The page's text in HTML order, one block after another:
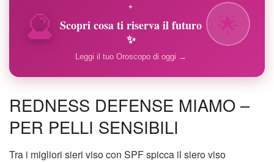
🔮 ✦
Scopri cosa ti riserva il futuro
✨
Leggi il tuo Oroscopo di oggi →
REDNESS DEFENSE MIAMO –
PER PELLI SENSIBILI
Tra i migliori sieri viso con SPF spicca il siero viso